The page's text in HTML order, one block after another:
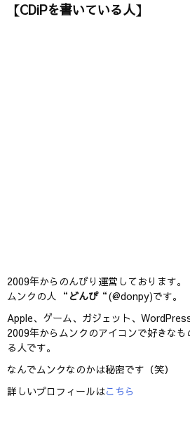
【CDiPを書いている人】
2009年からのんびり運営しております。
ムンクの人 “ どんぴ“(@donpy)です。
Apple、ゲーム、ガジェット、
2009年からムンクのアイコンで好きな
る人です。
なんでムンクなのかは秘密です（笑）
詳しいプロフィールはこちら